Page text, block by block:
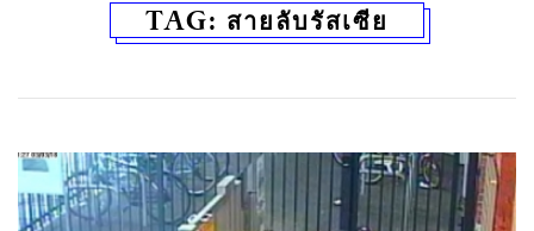
TAG: สายลับรัสเซีย